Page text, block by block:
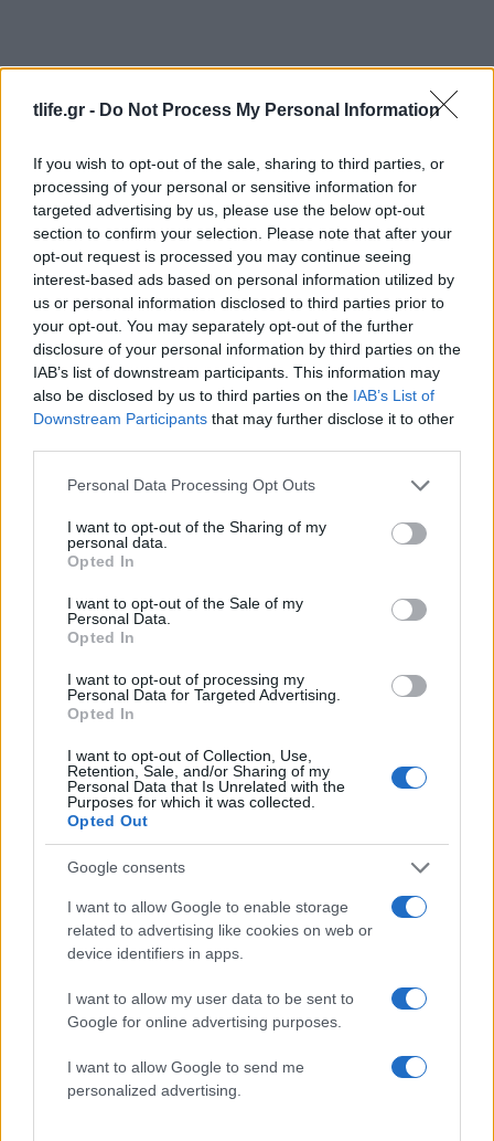
tlife.gr - Do Not Process My Personal Information
If you wish to opt-out of the sale, sharing to third parties, or
processing of your personal or sensitive information for
targeted advertising by us, please use the below opt-out
section to confirm your selection. Please note that after your
opt-out request is processed you may continue seeing
interest-based ads based on personal information utilized by
us or personal information disclosed to third parties prior to
your opt-out. You may separately opt-out of the further
disclosure of your personal information by third parties on the
IAB’s list of downstream participants. This information may
also be disclosed by us to third parties on the IAB’s List of
Downstream Participants that may further disclose it to other
Please note that this website/app uses one or more Google
not limited to your visit or usage behaviour. You may click to
grant or deny consent to Google and its third-party tags to
use your data for below specified purposes in below Google
consent section.
Personal Data Processing Opt Outs
I want to opt-out of the Sharing of my
personal data.
Opted In
I want to opt-out of the Sale of my
Personal Data.
Opted In
I want to opt-out of processing my
Personal Data for Targeted Advertising.
Opted In
I want to opt-out of Collection, Use,
Retention, Sale, and/or Sharing of my
Personal Data that Is Unrelated with the
Purposes for which it was collected.
Opted Out
Google consents
I want to allow Google to enable storage
related to advertising like cookies on web or
device identifiers in apps.
I want to allow my user data to be sent to
Google for online advertising purposes.
I want to allow Google to send me
personalized advertising.
Η Κατερίνα Γερονικολού στην Λευκάδα:
Ποζάρει με καλοκαιρινή διάθεση στην πισίνα –
Φωτογραφίες
06.08.2026
Αθηνά Οικονομάκου: Το βίντεο από τις
διακοπές της στο Μπόρα Μπόρα και το δίλημμα
– «Είμαι ξαπλωμένη έχοντας αυτή τη θέα»
06.08.2026